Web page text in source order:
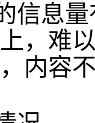
信息
，难
内容